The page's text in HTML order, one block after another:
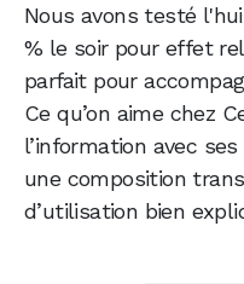
Nous avons testé
% le soir pour effet
parfait pour
Ce qu’on aime chez
l’information avec
une composition
d’utilisation bien